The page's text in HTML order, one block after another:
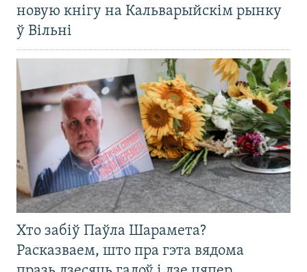
новую кнігу на Кальварыйскім рынку
ў Вільні
Хто забіў Паўла Шарамета?
Расказваем, што пра гэта вядома